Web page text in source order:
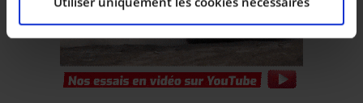
Les cookies nous permettent de personnaliser le
contenu et les annonces, d’offrir des fonctionnalités
relatives aux médias sociaux et d’analyser notre trafic.
Nous partageons également des informations sur
l’utilisation de notre site avec nos partenaires de